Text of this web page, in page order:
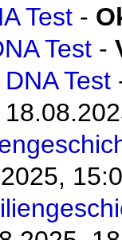
Test -
Test -
DNA Test